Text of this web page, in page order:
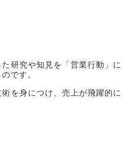
研究や知見を「営業行動」に
です。
を身につけ、売上が飛躍的に